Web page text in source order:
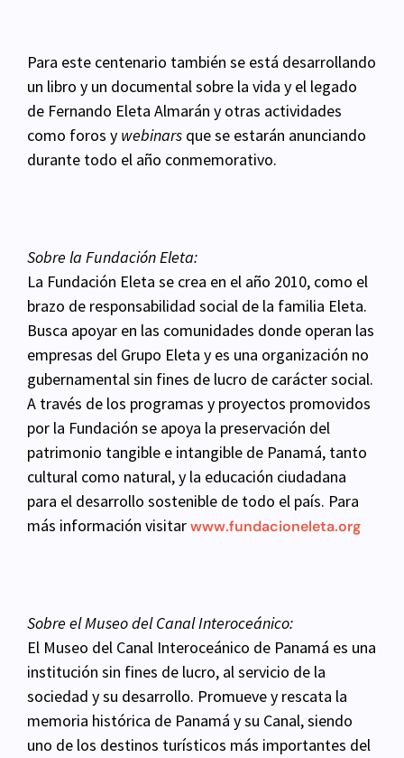
Para este centenario también se está desarrollando
un libro y un documental sobre la vida y el legado
de Fernando Eleta Almarán y otras actividades
como foros y webinars que se estarán anunciando
durante todo el año conmemorativo.
Sobre la Fundación Eleta:
La Fundación Eleta se crea en el año 2010, como el
brazo de responsabilidad social de la familia Eleta.
Busca apoyar en las comunidades donde operan las
empresas del Grupo Eleta y es una organización no
gubernamental sin fines de lucro de carácter social.
A través de los programas y proyectos promovidos
por la Fundación se apoya la preservación del
patrimonio tangible e intangible de Panamá, tanto
cultural como natural, y la educación ciudadana
para el desarrollo sostenible de todo el país. Para
más información visitarwww.fundacioneleta.org
Sobre el Museo del Canal Interoceánico:
El Museo del Canal Interoceánico de Panamá es una
institución sin fines de lucro, al servicio de la
sociedad y su desarrollo. Promueve y rescata la
memoria histórica de Panamá y su Canal, siendo
uno de los destinos turísticos más importantes del